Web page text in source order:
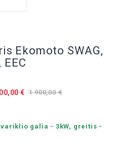
Ekomoto SWAG,
€ 1 900,00 €
galia - 3kW, greitis -